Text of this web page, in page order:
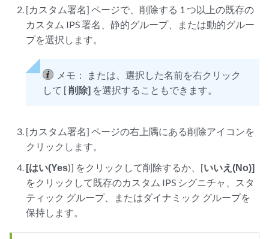
[カスタム署名] ページで、削除する 1 つ以上の既存の
カスタム IPS 署名、静的グループ、または動的グルー
プを選択します。
メモ：
または、選択した名前を右クリック
して [削除] を選択することもできます。
[カスタム署名] ページの右上隅にある削除アイコンを
クリックします。
[はい(Yes)] をクリックして削除するか、[いいえ(No)]
をクリックして既存のカスタム IPS シグニチャ、スタ
ティック グループ、またはダイナミック グループを
保持します。